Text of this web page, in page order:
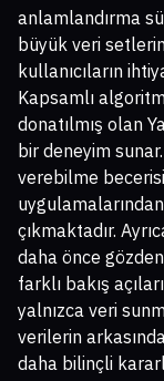
anlamlandırma
büyük veri
kullanıcıların
Kapsamlı
donatılmış olan
bir deneyim
verebilme
çıkmaktadır.
daha önce
farklı bakış
yalnızca veri
verilerin
daha bilinçli